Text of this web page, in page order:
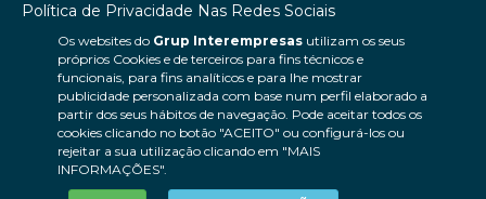
Os websites do Grup Interempresasutilizam os seus
próprios Cookies e de terceiros para fins técnicos e
funcionais, para fins analíticos e para lhe mostrar
publicidade personalizada com base num perfil elaborado a
partir dos seus hábitos de navegação. Pode aceitar todos os
cookies clicando no botão "ACEITO" ou configurá-los ou
rejeitar a sua utilização clicando em "MAIS
INFORMAÇÕES".
Política de Privacidade Nas Redes Sociais
Canal de denúncias
Colaborações editoriais